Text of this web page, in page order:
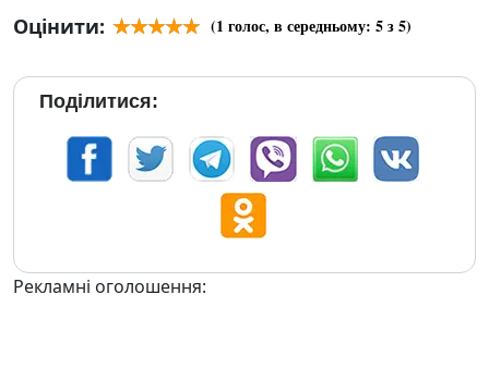
Оцінити:
(1 голос, в середньому: 5з 5)
Поділитися:
Рекламні оголошення: